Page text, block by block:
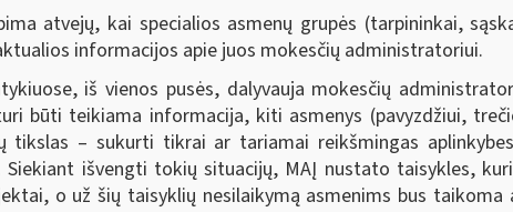
atvejų, kai specialios asmenų grupės (tarpininkai,
informacijos apie juos mokesčių administratoriui.
iš vienos pusės, dalyvauja mokesčių
būti teikiama informacija, kiti asmenys (pavyzdžiui,
tikslas – sukurti tikrai ar tariamai reikšmingas
išvengti tokių situacijų, MAĮ nustato taisykles,
o už šių taisyklių nesilaikymą asmenims bus